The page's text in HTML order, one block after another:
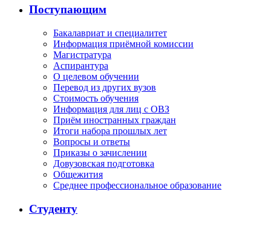
Поступающим
Бакалавриат и специалитет
Информация приёмной комиссии
Магистратура
Аспирантура
О целевом обучении
Перевод из других вузов
Стоимость обучения
Информация для лиц с ОВЗ
Приём иностранных граждан
Итоги набора прошлых лет
Вопросы и ответы
Приказы о зачислении
Довузовская подготовка
Общежития
Среднее профессиональное образование
Студенту